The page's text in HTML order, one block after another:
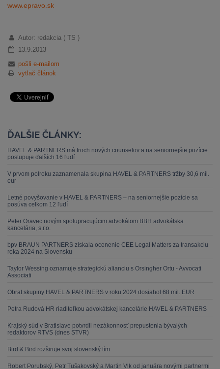
www.epravo.sk
Autor: redakcia ( TS )
13.9.2013
pošli e-mailom
vytlač článok
ĎALŠIE ČLÁNKY:
HAVEL & PARTNERS má troch nových counselov a na seniornejšie pozície
postupuje ďalších 16 ľudí
V prvom polroku zaznamenala skupina HAVEL & PARTNERS tržby 30,6 mil.
eur
Letné povyšovanie v HAVEL & PARTNERS – na seniornejšie pozície sa
posúva celkom 12 ľudí
Peter Oravec novým spolupracujúcim advokátom BBH advokátska
kancelária, s.r.o.
bpv BRAUN PARTNERS získala ocenenie CEE Legal Matters za transakciu
roka 2024 na Slovensku
Taylor Wessing oznamuje strategickú alianciu s Orsingher Ortu - Avvocati
Associati
Obrat skupiny HAVEL & PARTNERS v roku 2024 dosiahol 68 mil. EUR
Petra Rudová HR riaditeľkou advokátskej kancelárie HAVEL & PARTNERS
Krajský súd v Bratislave potvrdil nezákonnosť prepustenia bývalých
redaktorov RTVS (dnes STVR)
Bird & Bird rozširuje svoj slovenský tím
Robert Porubský, Petr Tušakovský a Martin Vlk od januára novými partnermi